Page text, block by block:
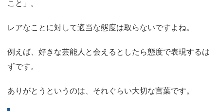
こと」。
レアなことに対して適当な態度は取らないですよね。
例えば、好きな芸能人と会えるとしたら態度で表現するは
ずです。
ありがとう というのは、それぐらい大切な言葉です。